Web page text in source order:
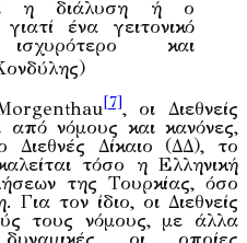
η διάλυση ή ο
ένα γειτονικό
και
[7], οι Διεθνείς
από νόμους και κανόνες,
Δίκαιο (ΔΔ), το
τόσο η Ελληνική
της Τουρκίας, όσο
τον ίδιο, οι Διεθνείς
τους νόμους, με άλλα